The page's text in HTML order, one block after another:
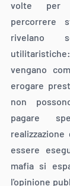
volte per
percorrere
rivelano
vengano
erogare
non
pagare
essere
mafia si
l'opinione